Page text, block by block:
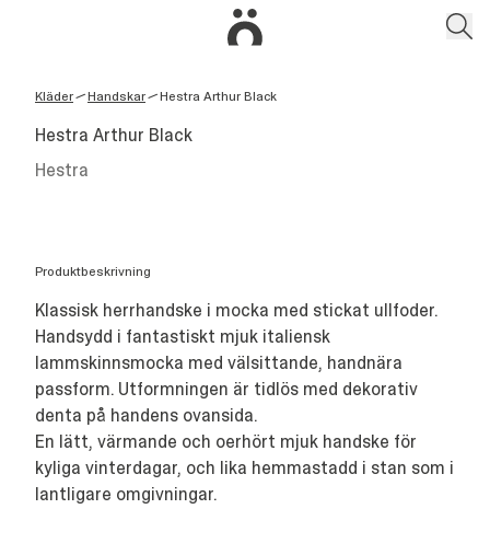
Kläder/Handskar/Hestra Arthur Black
Hestra Arthur Black
Hestra
Produktbeskrivning
Klassisk herrhandske i mocka med stickat ullfoder.
Handsydd i fantastiskt mjuk italiensk
lammskinnsmocka med välsittande, handnära
passform. Utformningen är tidlös med dekorativ
denta på handens ovansida.
En lätt, värmande och oerhört mjuk handske för
kyliga vinterdagar, och lika hemmastadd i stan som i
lantligare omgivningar.